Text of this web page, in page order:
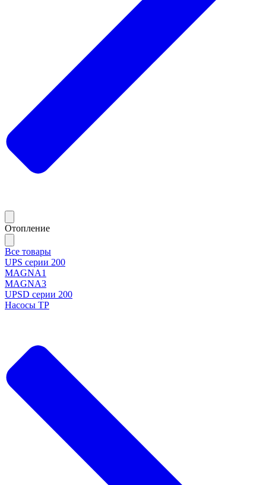
Отопление
Все товары
UPS серии 200
MAGNA1
MAGNA3
UPSD серии 200
Насосы TP